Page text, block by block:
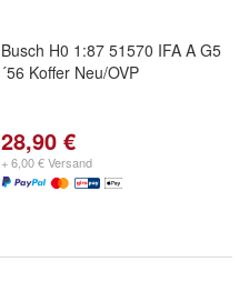
Busch H0 1:87 51570 IFA A G5
´56 Koffer Neu/OVP
28,90 €
+ 6,00 € Versand